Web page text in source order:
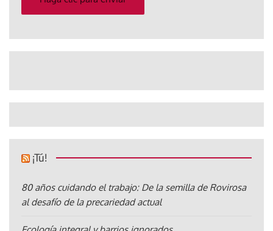
¡Tú!
80 años cuidando el trabajo: De la semilla de Rovirosa
al desafío de la precariedad actual